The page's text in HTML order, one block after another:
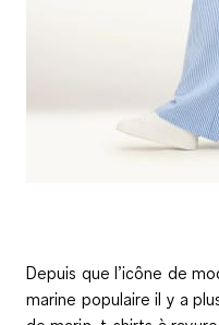
Depuis que l’icône de
marine populaire il y a